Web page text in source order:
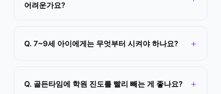
어려운가요?
Q. 7~9세 아이에게는 무엇부터 시켜야 하나요?
Q. 골든타임에 학원 진도를 빨리 빼는 게 좋나요?